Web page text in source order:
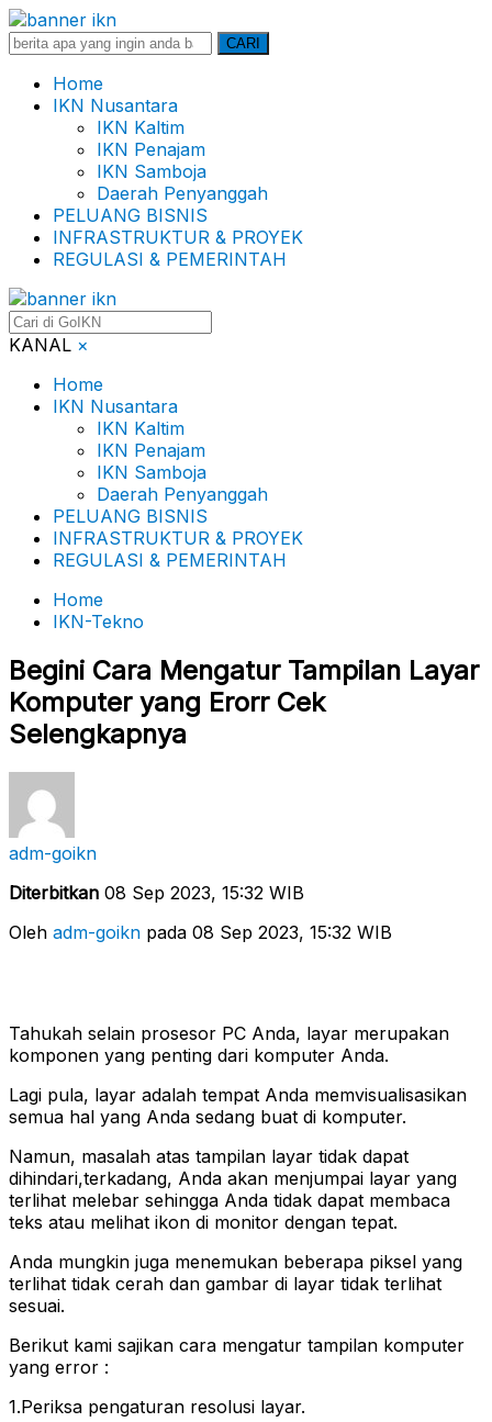
Search
CARI
Home
IKN Nusantara
IKN Kaltim
IKN Penajam
IKN Samboja
Daerah Penyanggah
PELUANG BISNIS
INFRASTRUKTUR & PROYEK
REGULASI & PEMERINTAH
KANAL ×
Home
IKN Nusantara
IKN Kaltim
IKN Penajam
IKN Samboja
Daerah Penyanggah
PELUANG BISNIS
INFRASTRUKTUR & PROYEK
REGULASI & PEMERINTAH
Home
IKN-Tekno
Begini Cara Mengatur Tampilan Layar
Komputer yang Erorr Cek
Selengkapnya
adm-goikn
Diterbitkan 08 Sep 2023, 15:32 WIB
Oleh adm-goikn pada 08 Sep 2023, 15:32 WIB
Tahukah selain prosesor PC Anda, layar merupakan
komponen yang penting dari komputer Anda.
Lagi pula, layar adalah tempat Anda memvisualisasikan
semua hal yang Anda sedang buat di komputer.
Namun, masalah atas tampilan layar tidak dapat
dihindari,terkadang, Anda akan menjumpai layar yang
terlihat melebar sehingga Anda tidak dapat membaca
teks atau melihat ikon di monitor dengan tepat.
Anda mungkin juga menemukan beberapa piksel yang
terlihat tidak cerah dan gambar di layar tidak terlihat
sesuai.
Berikut kami sajikan cara mengatur tampilan komputer
yang error :
1.Periksa pengaturan resolusi layar.